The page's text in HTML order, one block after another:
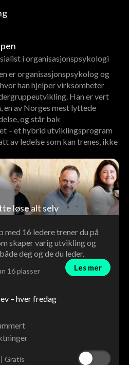
i organisasjonspsykologi
er organisasjonspsykolog og
han hjelper virksomheter
Han er vert
en av Norges mest lyttede
og står bak
– et hybrid utviklingsprogram
av ledelse som kan trenes, ikke
– hver fredag
Gratis
løse alt selv
med 16 ledere trener du på
skaper varig utvikling og
deg og de du leder.
16 plasser Les mer